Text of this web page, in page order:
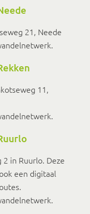
21, Neede
11,
in Ruurlo. Deze
een digitaal